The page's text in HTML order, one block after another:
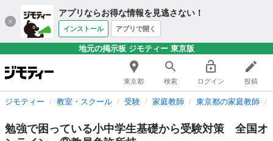
アプリならお得な情報を見逃さない！
インストール アプリで開く
地元の掲示板 ジモティー 東京版
東京都 検索 ログイン 投稿
ジモティー 教室・スクール 受験 家庭教師 東京都の家庭教師
勉強で困っている小中学生基礎から受験対策 全国オ